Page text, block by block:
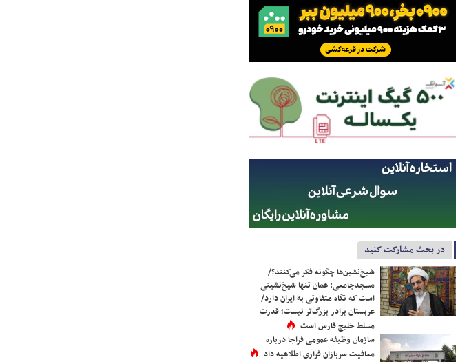
در بحث مشارکت کنید
شیخ‌نشین‌ها چگونه فکر می‌کنند؟/
مسجدجامعی: عمان تنها شیخ‌نشینی
است که نگاه متفاوتی به ایران دارد/
عربستان برادر بزرگ‌تر نیست؛ قدرت
مسلط خلیج فارس است
سازمان وظیفه عمومی فراجا درباره
معافیت سربازان فراری اطلاعیه داد